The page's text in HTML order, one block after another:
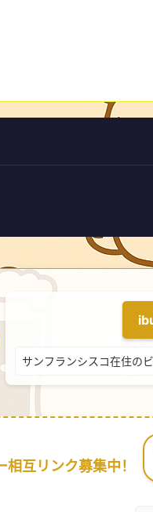
サンフランシスコ在住の
相互リンク募集中！